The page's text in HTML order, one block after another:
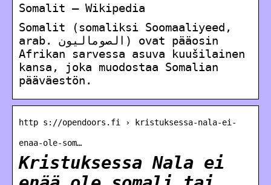
Somalit – Wikipedia
Somalit (somaliksi Soomaaliyeed,
arab. الصوماليون‎) ovat pääosin
Afrikan sarvessa asuva kuušilainen
kansa, joka muodostaa Somalian
pääväestön.
http s://opendoors.fi › kristuksessa-nala-ei-
enaa-ole-som…
Kristuksessa Nala ei